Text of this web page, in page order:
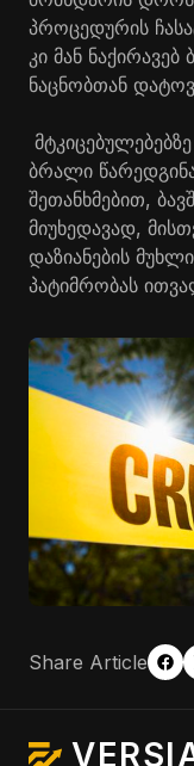
პროცედურის
კი მან ნაქირავებ
ნაცნობთან
ბრალი
შეთანხმებით,
მიუხედავად,
დაზიანების
პატიმრობას
Share Article